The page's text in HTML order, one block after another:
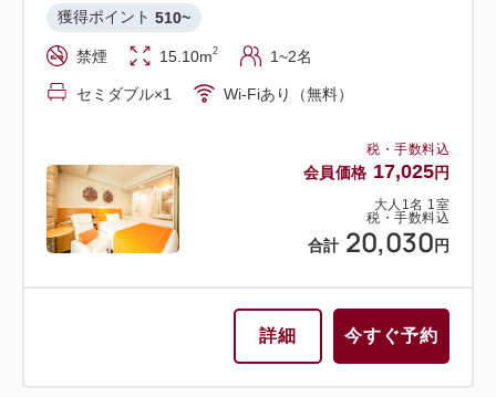
税・手数料込
会員価格 17,025円
大人 1 名 1 室
税・手数料込
合計 20,030円
獲得ポイント 510~
禁煙 15.10m2 1~2名
セミダブル×1 Wi-Fiあり（無料）
詳細 今すぐ予約